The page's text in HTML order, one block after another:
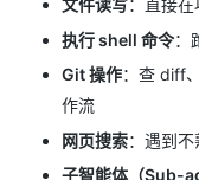
文件读写：直接
执行 shell 命令：
Git 操作：查 diff
作流
网页搜索：遇到
子智能体（Sub-